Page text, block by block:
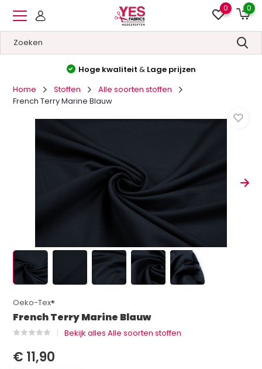
0 0
Hoge kwaliteit & Lage prijzen
Home
Stoffen
Alle soorten stoffen
French Terry Marine Blauw
Oeko-Tex®
French Terry Marine Blauw
Bekijk alles Alle soorten stoffen
€ 11,90